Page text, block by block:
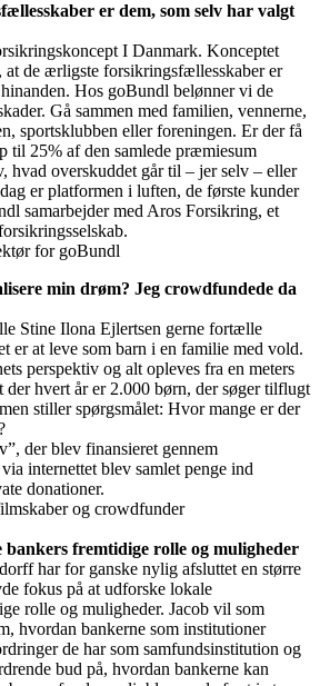
er dem, som selv har valgt
I Danmark. Konceptet
at de ærligste forsikringsfællesskaber er
Hos goBundl belønner vi de
Gå sammen med familien, vennerne,
sportsklubben eller foreningen. Er der få
til 25% af den samlede præmiesum
hvad overskuddet går til – jer selv – eller
er platformen i luften, de første kunder
samarbejder med Aros Forsikring, et
for goBundl
min drøm? Jeg crowdfundede da
Stine Ilona Ejlertsen gerne fortælle
er at leve som barn i en familie med vold.
perspektiv og alt opleves fra en meters
der hvert år er 2.000 børn, der søger tilflugt
stiller spørgsmålet: Hvor mange er der
der blev finansieret gennem
internettet blev samlet penge ind
donationer.
og crowdfunder
fremtidige rolle og muligheder
har for ganske nylig afsluttet en større
fokus på at udforske lokale
rolle og muligheder. Jacob vil som
hvordan bankerne som institutioner
de har som samfundsinstitution og
bud på, hvordan bankerne kan